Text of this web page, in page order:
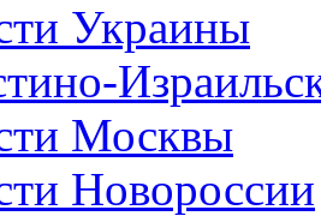
Украины
Москвы
Новороссии